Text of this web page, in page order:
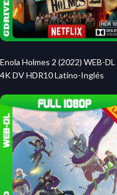
Enola Holmes 2 (2022) WEB-DL
4K DV HDR10 Latino-Inglés